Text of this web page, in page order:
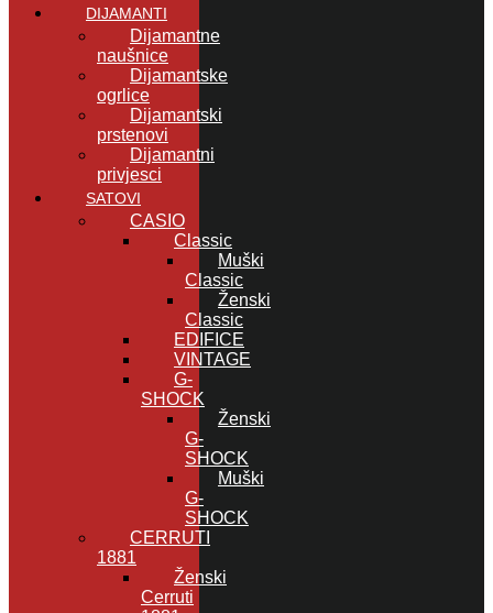
DIJAMANTI
Dijamantne
naušnice
Dijamantske
ogrlice
Dijamantski
prstenovi
Dijamantni
privjesci
SATOVI
CASIO
Classic
Muški
Classic
Ženski
Classic
EDIFICE
VINTAGE
G-
SHOCK
Ženski
G-
SHOCK
Muški
G-
SHOCK
CERRUTI
1881
Ženski
Cerruti